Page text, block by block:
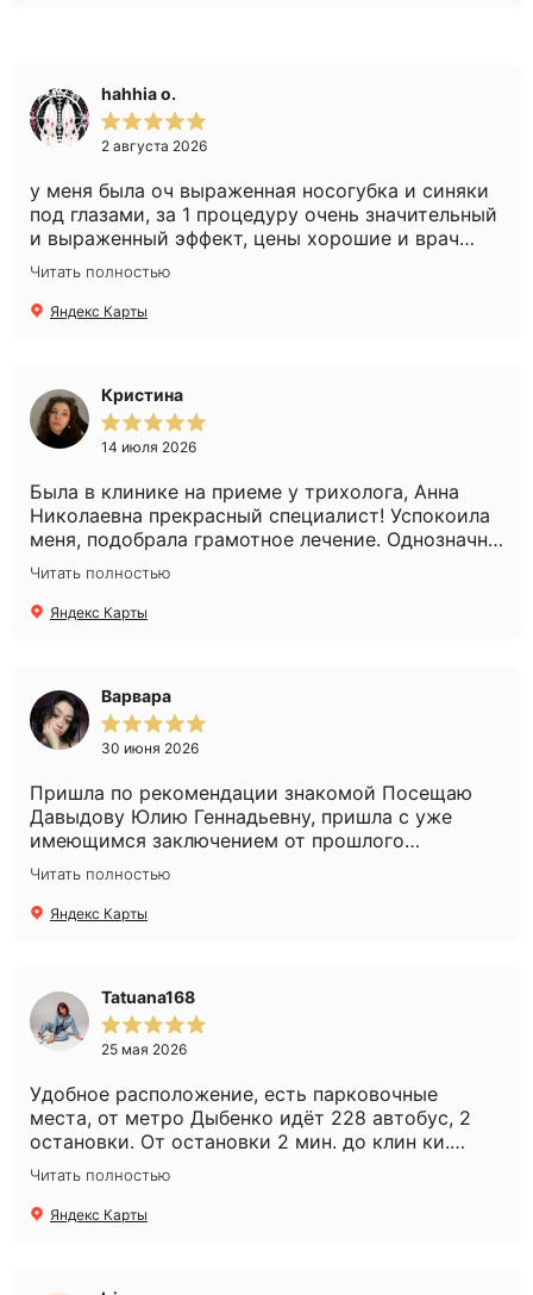
hahhia o.
2 августа 2026
у меня была оч выраженная носогубка и синяки
под глазами, за 1 процедуру очень значительный
и выраженный эффект, цены хорошие и врач
очень слэйный, советы очень хорошие дает,
Читать полностью
Яндекс Карты
Кристина
14 июля 2026
Была в клинике на приеме у трихолога, Анна
Николаевна прекрасный специалист! Успокоила
меня, подобрала грамотное лечение. Однозначно
рекомендую!
Читать полностью
Яндекс Карты
Варвара
30 июня 2026
Пришла по рекомендации знакомой Посещаю
Давыдову Юлию Геннадьевну, пришла с уже
имеющимся заключением от прошлого
специалиста, но у меня всё равно собрали
анамнез и уточнили дополнительные детали.
Всегда дают новые пробники средств,
профессионала. Девушки-администраторы
всегда очень приветливы, предложат напитки,
спросят, всё ли хорошо, предложат удобное
дорожелательная, даже жаль, что я так редко
хожу в клинику, как бы странно ни звучало🙌
Читать полностью
Яндекс Карты
Tatuana168
25 мая 2026
Удобное расположение, есть парковочные
места, от метро Дыбенко идёт 228 автобус, 2
остановки. От остановки 2 мин. до клин ки.
Получила консультацию, рекомендации по
процедурами. Сделала выбор в пользу плазмо
лифтинга. Легкая рука Анны Николаевны,
Читать полностью
Яндекс Карты